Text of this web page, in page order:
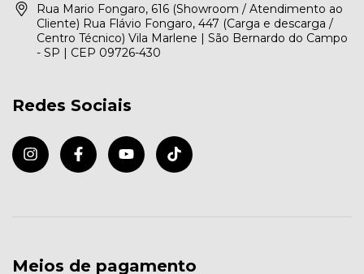
Rua Mario Fongaro, 616 (Showroom / Atendimento ao
Cliente) Rua Flávio Fongaro, 447 (Carga e descarga /
Centro Técnico) Vila Marlene | São Bernardo do Campo
- SP | CEP 09726-430
Redes Sociais
Meios de pagamento